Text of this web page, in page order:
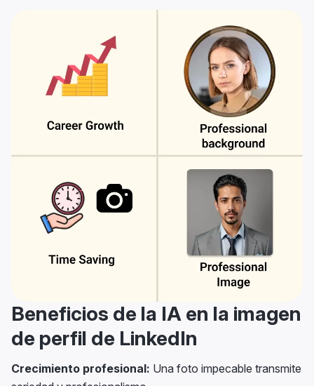
Beneficios de la IA en la imagen
de perfil de LinkedIn
Crecimiento profesional: Una foto impecable transmite